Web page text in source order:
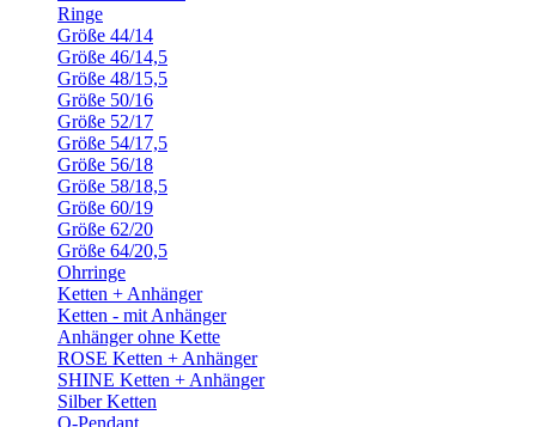
Ringe
Größe 44/14
Größe 46/14,5
Größe 48/15,5
Größe 50/16
Größe 52/17
Größe 54/17,5
Größe 56/18
Größe 58/18,5
Größe 60/19
Größe 62/20
Größe 64/20,5
Ohrringe
Ketten + Anhänger
Ketten - mit Anhänger
Anhänger ohne Kette
ROSE Ketten + Anhänger
SHINE Ketten + Anhänger
Silber Ketten
O-Pendant